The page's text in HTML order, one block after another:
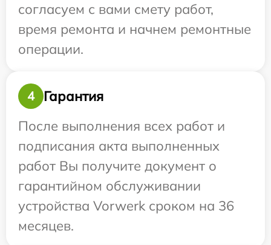
согласуем с вами смету работ,
время ремонта и начнем ремонтные
операции.
4
Гарантия
После выполнения всех работ и
подписания акта выполненных
работ Вы получите документ о
гарантийном обслуживании
устройства Vorwerk сроком на 36
месяцев.